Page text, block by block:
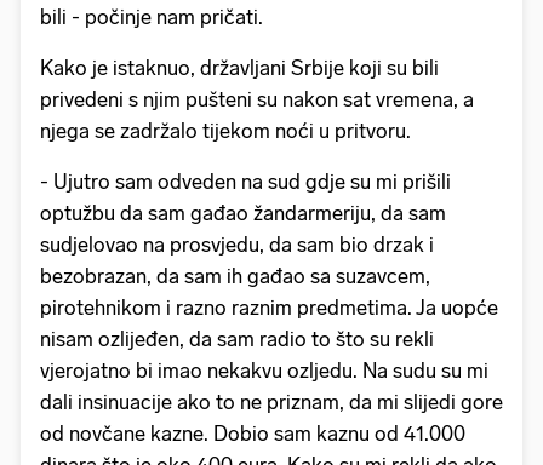
bili - počinje nam pričati.
Kako je istaknuo, državljani Srbije koji su bili
privedeni s njim pušteni su nakon sat vremena, a
njega se zadržalo tijekom noći u pritvoru.
- Ujutro sam odveden na sud gdje su mi prišili
optužbu da sam gađao žandarmeriju, da sam
sudjelovao na prosvjedu, da sam bio drzak i
bezobrazan, da sam ih gađao sa suzavcem,
pirotehnikom i razno raznim predmetima. Ja uopće
nisam ozlijeđen, da sam radio to što su rekli
vjerojatno bi imao nekakvu ozljedu. Na sudu su mi
dali insinuacije ako to ne priznam, da mi slijedi gore
od novčane kazne. Dobio sam kaznu od 41.000